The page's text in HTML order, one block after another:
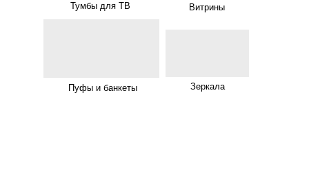
Витрины
Тумбы для ТВ
Пуфы и банкеты Зеркала